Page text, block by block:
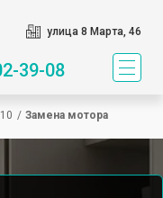
улица 8 Марта, 46
39-08
/ Замена мотора